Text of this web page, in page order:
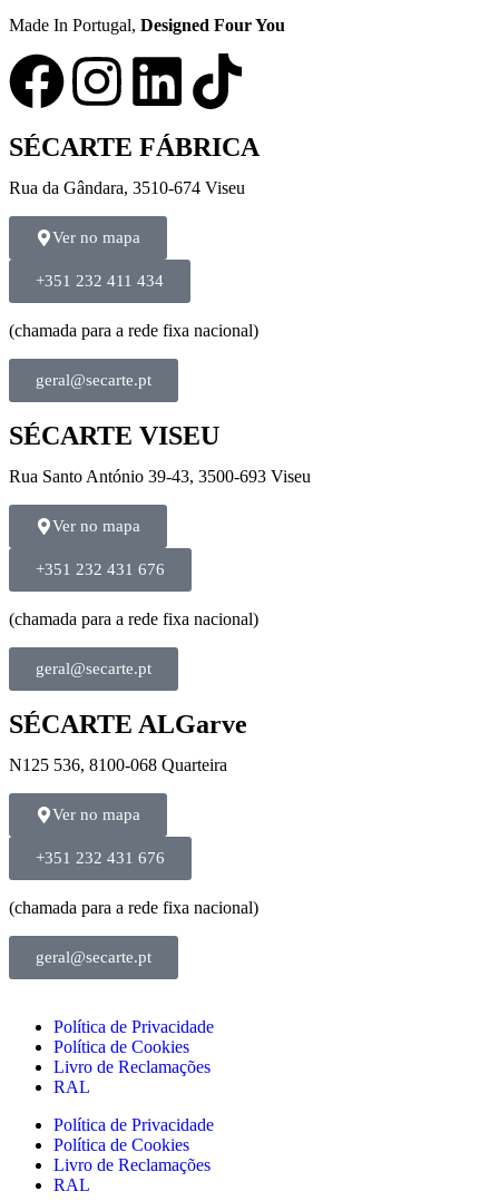
Made In Portugal, Designed Four You
SÉCARTE FÁBRICA
Rua da Gândara, 3510-674 Viseu
Ver no mapa
+351 232 411 434
(chamada para a rede fixa nacional)
geral@secarte.pt
SÉCARTE VISEU
Rua Santo António 39-43, 3500-693 Viseu
Ver no mapa
+351 232 431 676
(chamada para a rede fixa nacional)
geral@secarte.pt
SÉCARTE ALGarve
N125 536, 8100-068 Quarteira
Ver no mapa
+351 232 431 676
(chamada para a rede fixa nacional)
geral@secarte.pt
Política de Privacidade
Política de Cookies
Livro de Reclamações
RAL
Política de Privacidade
Política de Cookies
Livro de Reclamações
RAL